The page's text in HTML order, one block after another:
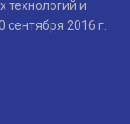
технологий и
2016 г.